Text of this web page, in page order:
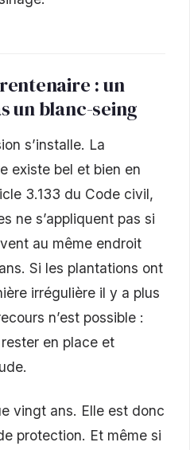
: un
un blanc-seing
s’installe. La
existe bel et bien en
3.133 du Code civil,
ne s’appliquent pas si
au même endroit
Si les plantations ont
irrégulière il y a plus
n’est possible :
en place et
vingt ans. Elle est donc
protection. Et même si